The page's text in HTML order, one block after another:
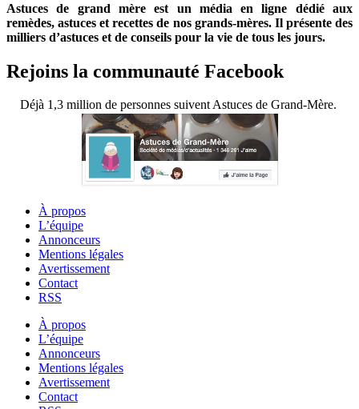
Astuces de grand mère est un média en ligne dédié aux
remèdes, astuces et recettes de nos grands-mères. Il présente des
milliers d’astuces et de conseils pour la vie de tous les jours.
Rejoins la communauté Facebook
Déjà 1,3 million de personnes suivent Astuces de Grand-Mère.
À propos
L’équipe
Annonceurs
Mentions légales
Avertissement
Contact
RSS
À propos
L’équipe
Annonceurs
Mentions légales
Avertissement
Contact